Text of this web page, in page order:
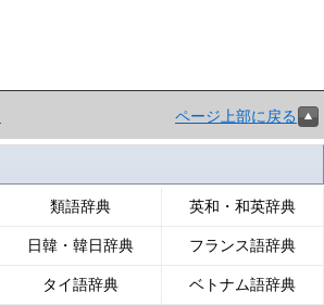
ページ上部に戻る
類語辞典 英和・和英辞典
日韓・韓日辞典 フランス語辞典
タイ語辞典 ベトナム語辞典